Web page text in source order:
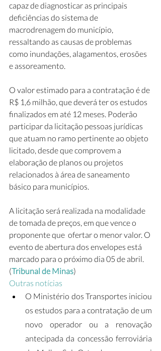
capaz de diagnosticar as principais
deficiências do sistema de
macrodrenagem do município,
ressaltando as causas de problemas
como inundações, alagamentos, erosões
e assoreamento.
O valor estimado para a contratação é de
R$ 1,6 milhão, que deverá ter os estudos
finalizados em até 12 meses. Poderão
participar da licitação pessoas jurídicas
que atuam no ramo pertinente ao objeto
licitado, desde que comprovem a
elaboração de planos ou projetos
relacionados à área de saneamento
básico para municípios.
A licitação será realizada na modalidade
de tomada de preços, em que vence o
proponente que  ofertar o menor valor. O
evento de abertura dos envelopes está
marcado para o próximo dia 05 de abril.
(Tribunal de Minas)
Outras notícias
O Ministério dos Transportes iniciou
os estudos para a contratação de um
novo operador ou a renovação
antecipada da concessão ferroviária